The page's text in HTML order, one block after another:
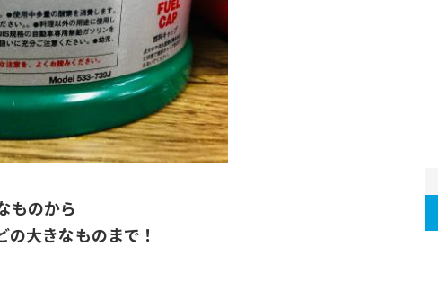
ものから
大きなものまで！